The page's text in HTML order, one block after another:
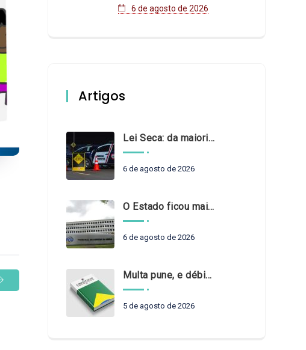
6 de agosto de 2026
Artigos
Lei Seca: da maioridade à maturidade
6 de agosto de 2026
O Estado ficou mais complexo. O controle precisa acompanhar
6 de agosto de 2026
Multa pune, e débito recompõe. § 3º do art. 71 da Constituição: um problema de legística formal
5 de agosto de 2026